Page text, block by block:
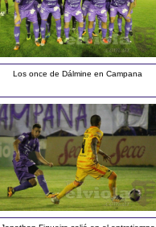
Los once de Dálmine en Campana